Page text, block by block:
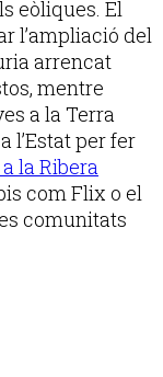
eòliques. El
l’ampliació del
arrencat
mentre
a la Terra
l’Estat per fer
la Ribera
com Flix o el
comunitats